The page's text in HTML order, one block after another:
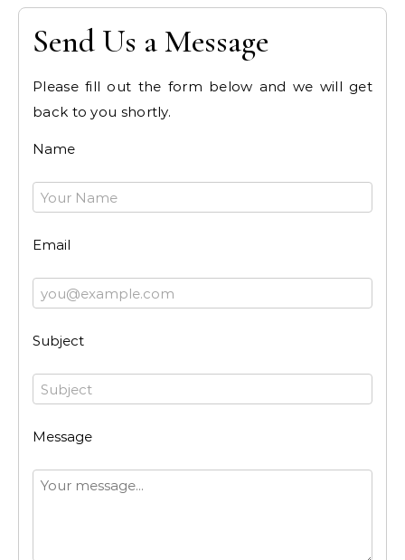
Send Us a Message
Please fill out the form below and we will get
back to you shortly.
Name
Email
Subject
Message